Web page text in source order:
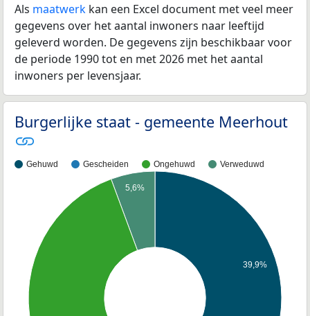
Als maatwerk kan een Excel document met veel meer
gegevens over het aantal inwoners naar leeftijd
geleverd worden. De gegevens zijn beschikbaar voor
de periode 1990 tot en met 2026 met het aantal
inwoners per levensjaar.
Burgerlijke staat - gemeente Meerhout
Gehuwd Gescheiden Ongehuwd Verweduwd
39,9%
5,6%